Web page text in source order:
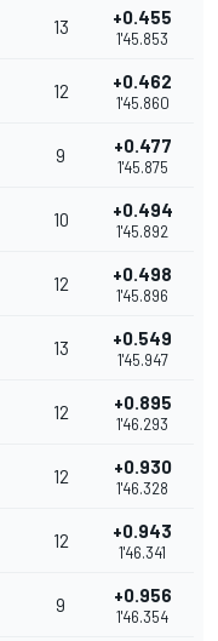
13 +0.455
1'45.853
12 +0.462
1'45.860
9 +0.477
1'45.875
10 +0.494
1'45.892
12 +0.498
1'45.896
13 +0.549
1'45.947
12 +0.895
1'46.293
12 +0.930
1'46.328
12 +0.943
1'46.341
9 +0.956
1'46.354